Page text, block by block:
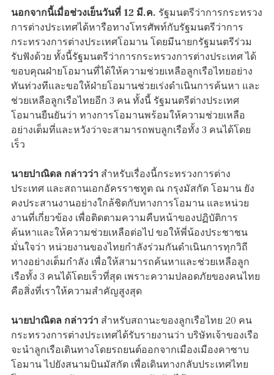
นอกจากนี้เมื่อช่วงเย็นวันที่ 12 มี.ค. รัฐมนตรีว่าการกระทรวง
การต่างประเทศได้หารือทางโทรศัพท์กับรัฐมนตรีว่าการ
กระทรวงการต่างประเทศโอมาน โดยมีนายกรัฐมนตรีร่วม
รับฟังด้วย ทั้งนี้รัฐมนตรีว่าการกระทรวงการต่างประเทศ ได้
ขอบคุณฝ่ายโอมานที่ได้ให้ความช่วยเหลือลูกเรือไทยอย่าง
ทันท่วงทีและขอให้ฝ่ายโอมานช่วยเร่งดำเนินการค้นหา และ
ช่วยเหลือลูกเรือไทยอีก 3 คน ทั้งนี้ รัฐมนตรีต่างประเทศ
โอมานยืนยันว่า ทางการโอมานพร้อมให้ความช่วยเหลือ
อย่างเต็มที่และหวังว่าจะสามารถพบลูกเรือทั้ง 3 คนได้โดย
เร็ว
นายปาณิดล กล่าวว่า สำหรับเรื่องนี้กระทรวงการต่าง
ประเทศ และสถานเอกอัครราชทูต ณ กรุงมัสกัต โอมาน ยัง
คงประสานงานอย่างใกล้ชิดกับทางการโอมาน และหน่วย
งานที่เกี่ยวข้อง เพื่อติดตามความคืบหน้าของปฏิบัติการ
ค้นหาและให้ความช่วยเหลือต่อไป ขอให้พี่น้องประชาชน
มั่นใจว่า หน่วยงานของไทยกำลังร่วมกันดำเนินการทุกวิถี
ทางอย่างเต็มกำลัง เพื่อให้สามารถค้นหาและช่วยเหลือลูก
เรือทั้ง 3 คนได้โดยเร็วที่สุด เพราะความปลอดภัยของคนไทย
คือสิ่งที่เราให้ความสำคัญสูงสุด
นายปาณิดล กล่าวว่า สำหรับสถานะของลูกเรือไทย 20 คน
กระทรวงการต่างประเทศได้รับรายงานว่า บริษัทเจ้าของเรือ
จะนำลูกเรือเดินทางโดยรถยนต์ออกจากเมืองเมืองคาซาบ
โอมาน ไปยังสนามบินมัสกัต เพื่อเดินทางกลับประเทศไทย